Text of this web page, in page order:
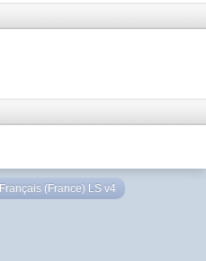
Français (France) LS v4